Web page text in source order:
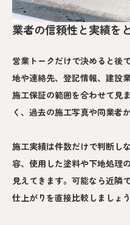
業者の信頼性と実績を
営業トークだけで決めると後
地や連絡先、登記情報、建設
施工保証の範囲を合わせて見
く、過去の施工写真や同業者
施工実績は件数だけで判断し
容、使用した塗料や下地処理
見えてきます。可能なら近隣
仕上がりを直接比較しましょう